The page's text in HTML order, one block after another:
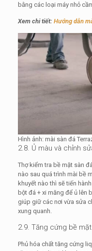
bằng các loại máy nhỏ
Xem chi tiết: Hướng dẫn
Hình ảnh: mài sàn đá
2.8. Ủ màu và chỉnh
Thợ kiểm tra bề mặt sàn
nào sau quá trình mài bề
khuyết nào thì sẽ tiến
bột đá + xi măng để ủ lên
giúp giữ các nơi vừa sửa
xung quanh.
2.9. Tăng cứng bề
Phủ hóa chất tăng cứng